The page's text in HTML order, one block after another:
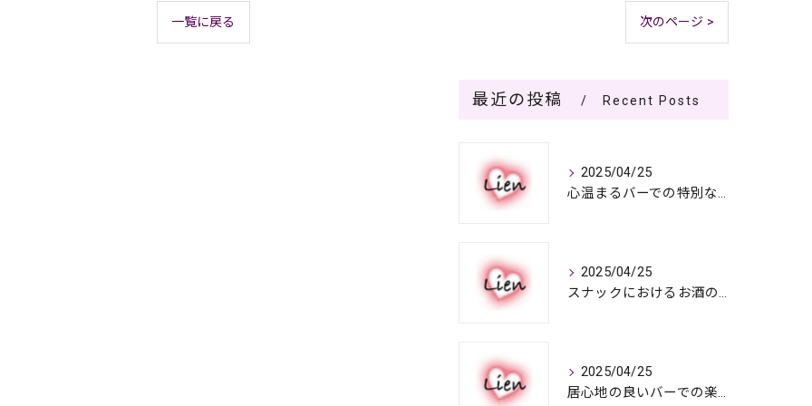
一覧に戻る 次のページ >
最近の投稿 Recent Posts
2025/04/25
心温まるバーでの特別なひととき
2025/04/25
スナックにおけるお酒の多彩さと楽しみ方
2025/04/25
居心地の良いバーでの楽しみ方